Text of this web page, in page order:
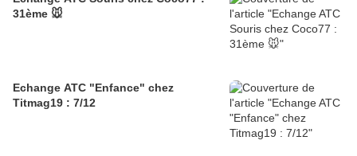
31ème 🐭
Echange ATC "Enfance" chez
Titmag19 : 7/12